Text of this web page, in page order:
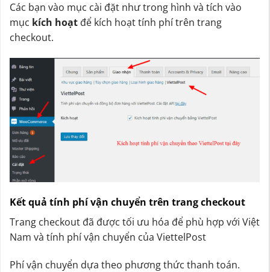
Các bạn vào mục cài đặt như trong hình và tích vào
mục kích hoạt để kích hoạt tính phí trên trang
checkout.
Kết quả tính phí vận chuyển trên trang checkout
Trang checkout đã được tối ưu hóa để phù hợp với Việt
Nam và tính phí vận chuyển của ViettelPost
Phí vận chuyển dựa theo phương thức thanh toán.